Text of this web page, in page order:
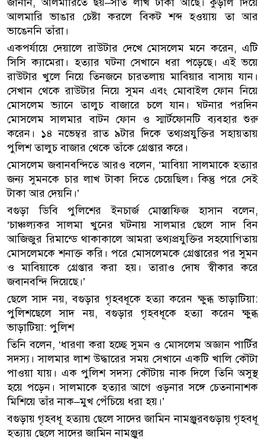
আলমারি ভাঙার চেষ্টা করলে বিকট শব্দ হওয়ায় তা আর
ভাঙেননি তাঁরা।
একপর্যায়ে দেয়ালে রাউটার দেখে মোসলেম মনে করেন, এটি
সিসি ক্যামেরা। হত্যার ঘটনা সেখানে ধরা পড়েছে। এই ভয়ে
রাউটার খুলে নিয়ে তিনজনে চারতলায় মাবিয়ার বাসায় যান।
সেখান থেকে রাউটার নিয়ে সুমন এবং মোবাইল ফোন নিয়ে
মোসলেম ভ্যানে তালুচ বাজারে চলে যান। ঘটনার পরদিন
মোসলেম সালমার বাটন ফোন ও স্মার্টফোনটি ব্যবহার শুরু
করেন। ১৪ নভেম্বর রাত ৯টার দিকে তথ্যপ্রযুক্তির সহায়তায়
পুলিশ তালুচ বাজার থেকে তাঁকে গ্রেপ্তার করে।
মোসলেম জবানবন্দিতে আরও বলেন, ‘মাবিয়া সালমাকে হত্যার
জন্য সুমনকে চার লাখ টাকা দিতে চেয়েছিল। কিন্তু পরে সেই
টাকা আর দেয়নি।’
বগুড়া ডিবি পুলিশের ইনচার্জ মোস্তাফিজ হাসান বলেন,
‘চাঞ্চল্যকর সালমা খুনের ঘটনায় সালমার ছেলে সাদ বিন
আজিজুর রিমান্ডে থাকাকালে আমরা তথ্যপ্রযুক্তির সহযোগিতায়
মোসলেমকে শনাক্ত করি। পরে মোসলেমকে গ্রেপ্তারের পর সুমন
ও মাবিয়াকে গ্রেপ্তার করা হয়। তারাও দোষ স্বীকার করে
জবানবন্দি দিয়েছে।’
ছেলে সাদ নয়, বগুড়ার গৃহবধূকে হত্যা করেন ক্ষুব্ধ ভাড়াটিয়া:
পুলিশছেলে সাদ নয়, বগুড়ার গৃহবধূকে হত্যা করেন ক্ষুব্ধ
ভাড়াটিয়া: পুলিশ
তিনি বলেন, ‘ধারণা করা হচ্ছে সুমন ও মোসলেম অজ্ঞান পার্টির
সদস্য। সালমার লাশ উদ্ধারের সময় সেখানে একটি খালি কৌটা
পাওয়া যায়। এক পুলিশ সদস্য কৌটায় নাক দিলে তিনি অসুস্থ
হয়ে পড়েন। সালমাকে হত্যার আগে ওড়নার সঙ্গে চেতনানাশক
মিশিয়ে তাঁর নাক–মুখ পেঁচিয়ে ধরা হয়।’
বগুড়ায় গৃহবধূ হত্যায় ছেলে সাদের জামিন নামঞ্জুরবগুড়ায় গৃহবধূ
হত্যায় ছেলে সাদের জামিন নামঞ্জুর